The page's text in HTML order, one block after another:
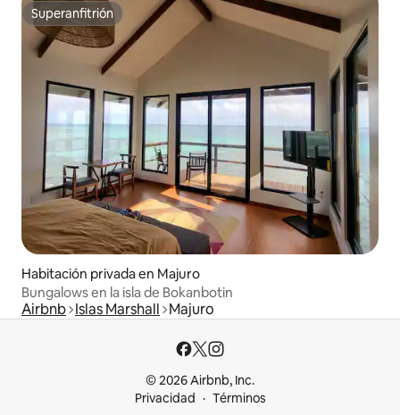
Superanfitrión
Superanfitrión
Habitación privada en Majuro
Bungalows en la isla de Bokanbotin
Airbnb Islas Marshall Majuro
© 2026 Airbnb, Inc.
Privacidad
Términos